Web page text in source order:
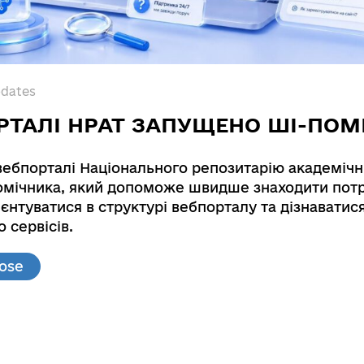
Dneprovskaya SJSC SHC Pavlogradcoal mine
and washering
SJSC SHC Pavlogradcoal mine with
Institute for Carbochemistry (UHIN)». №
НРАТ ЗАПУЩЕНО ШІ-
Національного репозитарію
який допоможе швидше знаходити
в структурі вебпорталу та